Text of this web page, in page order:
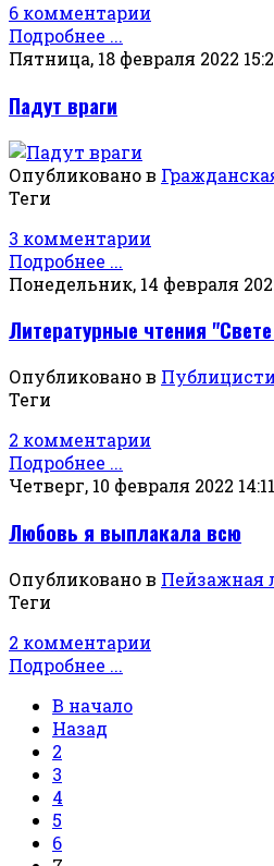
6 комментарии
Подробнее ...
Пятница, 18 февраля 2022
Падут враги
Опубликовано в
Теги
3 комментарии
Подробнее ...
Понедельник, 14 февраля
Литературные чтения
Опубликовано в
Теги
2 комментарии
Подробнее ...
Четверг, 10 февраля 2022 14:11
Любовь я выплакала всю
Опубликовано в Пейзажная
Теги
2 комментарии
Подробнее ...
В начало
Назад
2
3
4
5
6